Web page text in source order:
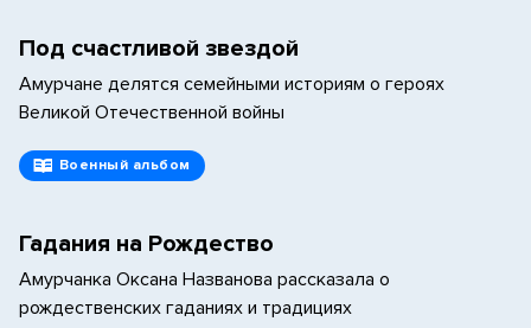
Под счастливой звездой
Амурчане делятся семейными историям о героях
Великой Отечественной войны
Военный альбом
Гадания на Рождество
Амурчанка Оксана Названова рассказала о
рождественских гаданиях и традициях